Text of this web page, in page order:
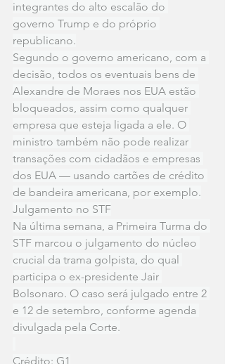
integrantes do alto escalão do
governo Trump e do próprio
republicano.
Segundo o governo americano, com a
decisão, todos os eventuais bens de
Alexandre de Moraes nos EUA estão
bloqueados, assim como qualquer
empresa que esteja ligada a ele. O
ministro também não pode realizar
transações com cidadãos e empresas
dos EUA — usando cartões de crédito
de bandeira americana, por exemplo.
Julgamento no STF
Na última semana, a Primeira Turma do
STF marcou o julgamento do núcleo
crucial da trama golpista, do qual
participa o ex-presidente Jair
Bolsonaro. O caso será julgado entre 2
e 12 de setembro, conforme agenda
divulgada pela Corte.
Crédito: G1